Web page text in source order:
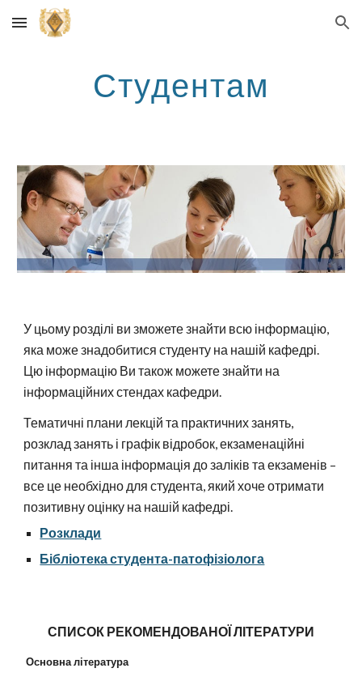
Skip to main content Skip to navigation
Студентам
У цьому розділі ви зможете знайти всю інформацію,
яка може знадобитися студенту на нашій кафедрі.
Цю інформацію Ви також можете знайти на
інформаційних стендах кафедри.
Тематичні плани лекцій та практичних занять,
розклад занять і графік відробок, екзаменаційні
питання та інша інформація до заліків та екзаменів –
все це необхідно для студента, який хоче отримати
позитивну оцінку на нашій кафедрі.
Розклади
Бібліотека студента-патофізіолога
СПИСОК РЕКОМЕНДОВАНОЇ ЛІТЕРАТУРИ
Основна література